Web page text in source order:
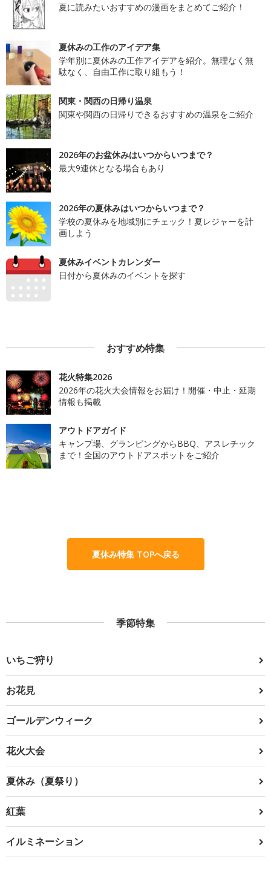
夏に読みたいおすすめの漫画をまとめてご紹介！
夏休みの工作のアイデア集
学年別に夏休みの工作アイデアを紹介。無理なく無
駄なく、自由工作に取り組もう！
関東・関西の日帰り温泉
関東や関西の日帰りできるおすすめの温泉をご紹介
2026年のお盆休みはいつからいつまで？
最大9連休となる場合もあり
2026年の夏休みはいつからいつまで？
学校の夏休みを地域別にチェック！夏レジャーを計
画しよう
夏休みイベントカレンダー
日付から夏休みのイベントを探す
おすすめ特集
花火特集2026
2026年の花火大会情報をお届け！開催・中止・延期
情報も掲載
アウトドアガイド
キャンプ場、グランピングからBBQ、アスレチック
まで！全国のアウトドアスポットをご紹介
夏休み特集 TOPへ戻る
季節特集
いちご狩り
お花見
ゴールデンウィーク
花火大会
夏休み（夏祭り）
紅葉
イルミネーション